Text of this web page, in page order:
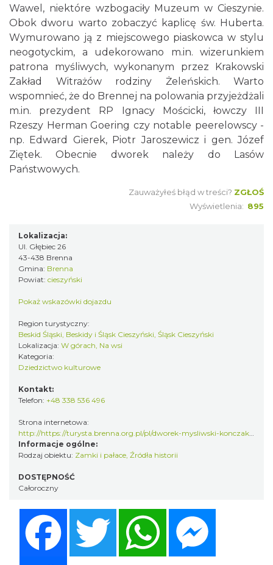
Wawel, niektóre wzbogaciły Muzeum w Cieszynie.
Obok dworu warto zobaczyć kaplicę św. Huberta.
Wymurowano ją z miejscowego piaskowca w stylu
neogotyckim, a udekorowano m.in. wizerunkiem
patrona myśliwych, wykonanym przez Krakowski
Zakład Witrażów rodziny Żeleńskich. Warto
wspomnieć, że do Brennej na polowania przyjeżdżali
m.in. prezydent RP Ignacy Mościcki, łowczy III
Rzeszy Herman Goering czy notable peerelowscy -
np. Edward Gierek, Piotr Jaroszewicz i gen. Józef
Ziętek. Obecnie dworek należy do Lasów
Państwowych.
Zauważyłeś błąd w treści? ZGŁOŚ
Wyświetlenia: 895
Lokalizacja:
Ul. Głębiec 26
43-438 Brenna
Gmina: Brenna
Powiat: cieszyński
Pokaż wskazówki dojazdu
Region turystyczny:
Beskid Śląski, Beskidy i Śląsk Cieszyński, Śląsk Cieszyński
Lokalizacja: W górach, Na wsi
Kategoria:
Dziedzictwo kulturowe
Kontakt:
Telefon: +48 338 536 496
Strona internetowa:
http://https://turysta.brenna.org.pl/pl/dworek-mysliwski-konczakowka
Informacje ogólne:
Rodzaj obiektu: Zamki i pałace, Źródła historii
DOSTĘPNOŚĆ
Całoroczny
Twitter WhatsApp